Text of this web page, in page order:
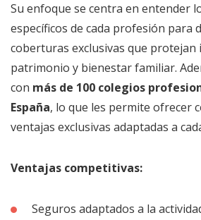
Su enfoque se centra en entender
específicos de cada profesión para
coberturas exclusivas que protejan
patrimonio y bienestar familiar.
con más de 100 colegios
España, lo que les permite ofrecer
ventajas exclusivas adaptadas a
Ventajas competitivas:
Seguros adaptados a la